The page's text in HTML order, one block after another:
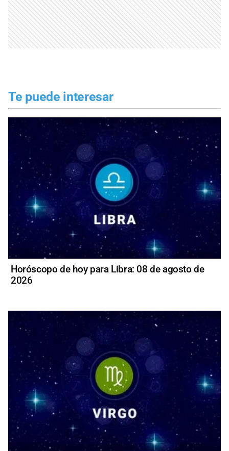
Te puede interesar
Horóscopo de hoy para Libra: 08 de agosto de
2026